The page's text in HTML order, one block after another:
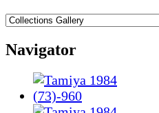
Navigator